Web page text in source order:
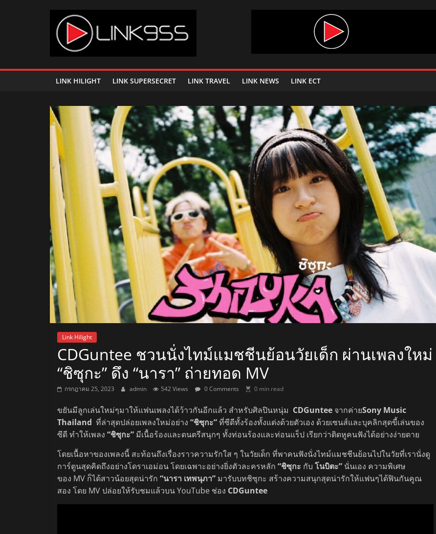
Link
95.5
คลื่น
เพลง
ฮิต
สุด
คูล
สถานี
วิทยุ
FM
ลพบุรี
สถานี
วิทยุ
ลพบุรี
วิทยุ
ลพบุรี
LINK HILIGHT LINK SUPERSECRET LINK TRAVEL LINK NEWS LINK ECT
Link Hilight
CDGuntee ชวนนั่งไทม์แมชชีนย้อนวัยเด็ก ผ่านเพลงใหม่
“ชิซุกะ” ดึง “นารา” ถ่ายทอด MV
กรกฎาคม 25, 2023 admin 542 Views 0 Comments 0 min read
ขยันมีลูกเล่นใหม่ๆมาให้แฟนเพลงได้ว้าวกันอีกแล้ว สำหรับศิลปินหนุ่ม CDGuntee จากค่ายSony Music
Thailand ที่ล่าสุดปล่อยเพลงใหม่อย่าง “ชิซุกะ”ที่ซีดีทั้งร้องทั้งแต่งด้วยตัวเอง ด้วยเซนส์และบุคลิกสุดขี้เล่นของ
ซีดี ทำให้เพลง “ชิซุกะ” มีเนื้อร้องและดนตรีสนุกๆ ทั้งท่อนร้องและท่อนแร็ป เรียกว่าติดหูคนฟังได้อย่างง่ายดาย
โดยเนื้อหาของเพลงนี้ สะท้อนถึงเรื่องราวความรักใส ๆ ในวัยเด็ก ที่พาคนฟังนั่งไทม์แมชชีนย้อนไปในวัยที่เรานั่งดู
การ์ตูนสุดคิดถึงอย่างโดราเอม่อน โดยเฉพาะอย่างยิ่งตัวละครหลัก “ชิซุกะ กับ โนบิตะ” นั่นเอง ความพิเศษ
ของ MV ก็ได้สาวน้อยสุดน่ารัก “นารา เทพนุภา” มารับบทชิซุกะ สร้างความสนุกสุดน่ารักให้แฟนๆได้ฟินกันคูณ
สอง โดย MV ปล่อยให้รับชมแล้วบน YouTube ช่อง CDGuntee